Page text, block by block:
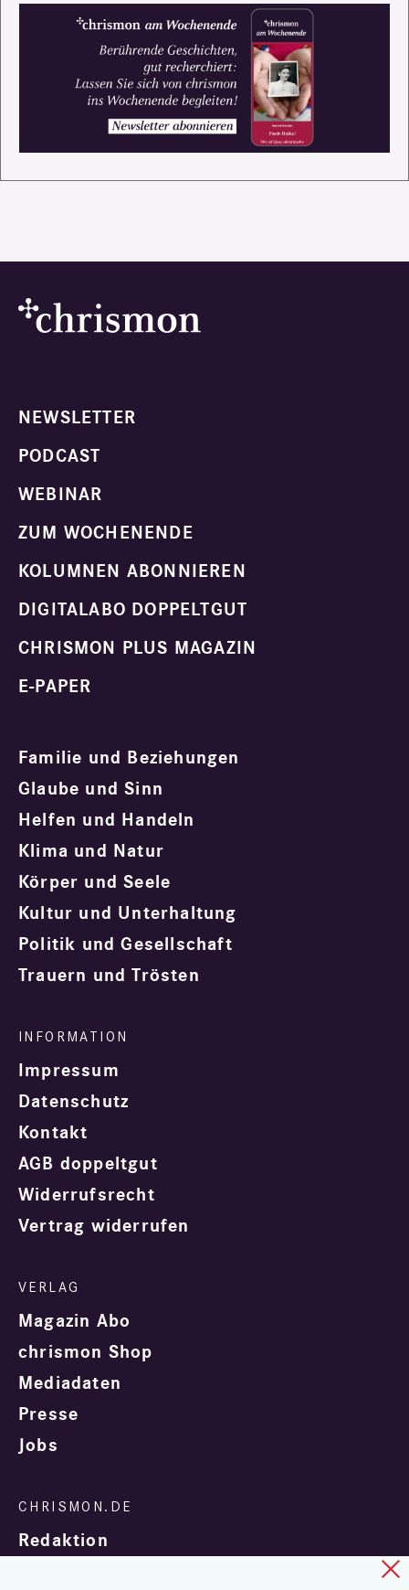
NEWSLETTER
PODCAST
WEBINAR
ZUM WOCHENENDE
KOLUMNEN ABONNIEREN
DIGITALABO DOPPELTGUT
CHRISMON PLUS MAGAZIN
E-PAPER
Familie und Beziehungen
Glaube und Sinn
Helfen und Handeln
Klima und Natur
Körper und Seele
Kultur und Unterhaltung
Politik und Gesellschaft
Trauern und Trösten
Impressum
Datenschutz
Kontakt
AGB doppeltgut
Widerrufsrecht
Vertrag widerrufen
Magazin Abo
chrismon Shop
Mediadaten
Presse
Jobs
Redaktion